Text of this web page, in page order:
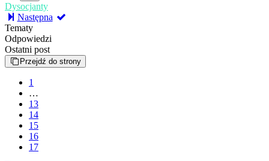
Dysocjanty
Następna
Tematy
Odpowiedzi
Ostatni post
Przejdź do strony
1
…
13
14
15
16
17